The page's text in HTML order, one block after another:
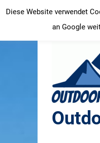
Inhalt
springen
Diese Website verwendet
an Google